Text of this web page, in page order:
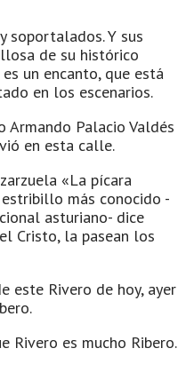
soportalados. Y sus
de su histórico
un encanto, que está
en los escenarios.
Armando Palacio Valdés
en esta calle.
«La pícara
más conocido -
asturiano- dice
Cristo, la pasean los
este Rivero de hoy, ayer
Rivero es mucho Ribero.